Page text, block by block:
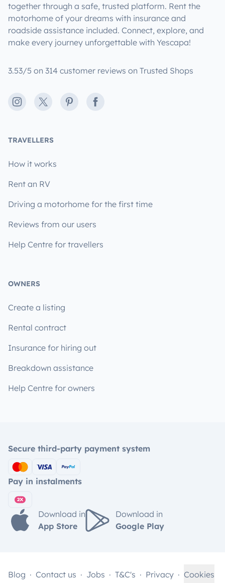
together through a safe, trusted platform. Rent the
motorhome of your dreams with insurance and
roadside assistance included. Connect, explore, and
make every journey unforgettable with Yescapa!
3.53/5 on 314 customer reviews on Trusted Shops
Instagram
X PinterestFacebook
TRAVELLERS
How it works
Rent an RV
Driving a motorhome for the first time
Reviews from our users
Help Centre for travellers
OWNERS
Create a listing
Rental contract
Insurance for hiring out
Breakdown assistance
Help Centre for owners
Secure third-party payment system
Pay in instalments
Download in
App Store
Download in
Google Play
Blog Contact us Jobs T&C's Privacy Cookies